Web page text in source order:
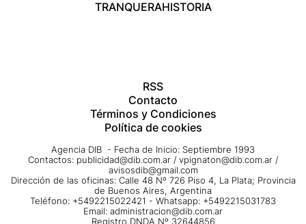
TRANQUERAHISTORIA
RSS
Contacto
Términos y Condiciones
Política de cookies
Agencia DIB - Fecha de Inicio: Septiembre 1993
Contactos: publicidad@dib.com.ar / vpignaton@dib.com.ar /
avisosdib@gmail.com
Dirección de las oficinas: Calle 48 Nº 726 Piso 4, La Plata; Provincia
de Buenos Aires, Argentina
Teléfono: +5492215022421 - Whatsapp: +5492215031783
Email: administracion@dib.com.ar
Registro DNDA Nº 32644856